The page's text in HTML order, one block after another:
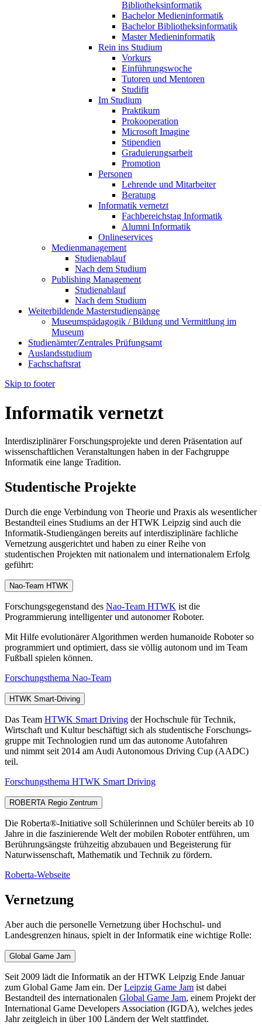
Bibliotheksinformatik
Bachelor Medieninformatik
Bachelor Bibliotheksinformatik
Master Medieninformatik
Rein ins Studium
Vorkurs
Einführungswoche
Tutoren und Mentoren
Studifit
Im Studium
Praktikum
Prokooperation
Microsoft Imagine
Stipendien
Graduierungsarbeit
Promotion
Personen
Lehrende und Mitarbeiter
Beratung
Informatik vernetzt
Fachbereichstag Informatik
Alumni Informatik
Onlineservices
Medienmanagement
Studienablauf
Nach dem Studium
Publishing Management
Studienablauf
Nach dem Studium
Weiterbildende Masterstudiengänge
Museumspädagogik / Bildung und Vermittlung im
Museum
Studienämter/Zentrales Prüfungsamt
Auslandsstudium
Fachschaftsrat
Skip to footer
Informatik vernetzt
Interdisziplinärer Forschungsprojekte und deren Präsentation auf
wissenschaftlichen Veranstaltungen haben in der Fachgruppe
Informatik eine lange Tradition.
Studentische Projekte
Durch die enge Verbindung von Theorie und Praxis als wesentlicher
Bestandteil eines Studiums an der HTWK Leipzig sind auch die
Informatik-Studiengängen bereits auf interdisziplinäre fachliche
Vernetzung ausgerichtet und haben zu einer Reihe von
studentischen Projekten mit nationalem und internationalem Erfolg
geführt:
Nao-Team HTWK
Forschungsgegenstand des Nao-Team HTWK ist die
Programmierung intelligenter und autonomer Roboter.
Mit Hilfe evolutionärer Algorithmen werden humanoide Roboter so
programmiert und optimiert, dass sie völlig autonom und im Team
Fußball spielen können.
Forschungsthema Nao-Team
HTWK Smart-Driving
Das Team HTWK Smart Driving der Hochschule für Technik,
Wirtschaft und Kultur beschäftigt sich als studentische Forschungs­
gruppe mit Technologien rund um das autonome Auto­fahren
und nimmt seit 2014 am Audi Autonomous Driving Cup (AADC)
teil.
Forschungsthema HTWK Smart Driving
ROBERTA Regio Zentrum
Die Roberta®-Initiative soll Schülerinnen und Schüler bereits ab 10
Jahre in die faszinierende Welt der mobilen Roboter entführen, um
Berührungsängste frühzeitig abzubauen und Begeisterung für
Naturwissenschaft, Mathematik und Technik zu fördern.
Roberta-Webseite
Vernetzung
Aber auch die personelle Vernetzung über Hochschul- und
Landesgrenzen hinaus, spielt in der Informatik eine wichtige Rolle:
Global Game Jam
Seit 2009 lädt die Informatik an der HTWK Leipzig Ende Januar
zum Global Game Jam ein. DerLeipzig Game Jam ist dabei
Bestandteil des internationalen Global Game Jam, einem Projekt der
International Game Developers Association (IGDA), welches jedes
Jahr zeitgleich in über 100 Ländern der Welt stattfindet.